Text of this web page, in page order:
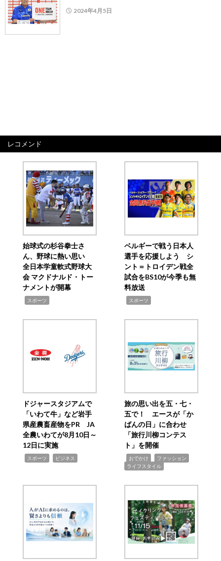
2024年4月5日
レコメンド
始球式の杉谷拳士さ
ん、野球に熱い思い
全日本学童軟式野球大
会 マクドナルド・トー
ナメントが開幕
スポーツ
ベルギーで戦う日本人
選手を応援しよう シ
ント＝トロイデン戦全
試合をBS10が今季も無
料放送
スポーツ
ドジャースタジアムで
「いわて牛」など岩手
県産農畜産物をPR JA
全農いわてが8月10日～
12日に実施
スポーツ ビジネス
旅の思い出を五・七・
五で！ エースが「か
ばんの日」に合わせ
「旅行川柳コンテス
ト」を開催
おでかけ ファッション
ライフスタイル